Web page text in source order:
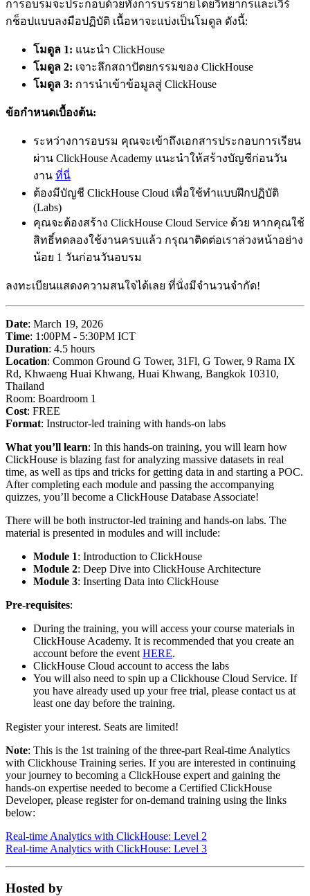
การอบรมจะประกอบด้วยทั้งการบรรยายโดยวิทยากรและเวิร์
กช็อปแบบลงมือปฏิบัติ เนื้อหาจะแบ่งเป็นโมดูล ดังนี้:
โมดูล 1: แนะนำ ClickHouse
โมดูล 2: เจาะลึกสถาปัตยกรรมของ ClickHouse
โมดูล 3: การนำเข้าข้อมูลสู่ ClickHouse
ข้อกำหนดเบื้องต้น:
ระหว่างการอบรม คุณจะเข้าถึงเอกสารประกอบการเรียน
ผ่าน ClickHouse Academy แนะนำให้สร้างบัญชีก่อนวัน
งาน ที่นี่
ต้องมีบัญชี ClickHouse Cloud เพื่อใช้ทำแบบฝึกปฏิบัติ
(Labs)
คุณจะต้องสร้าง ClickHouse Cloud Service ด้วย หากคุณใช้
สิทธิ์ทดลองใช้งานครบแล้ว กรุณาติดต่อเราล่วงหน้าอย่าง
น้อย 1 วันก่อนวันอบรม
ลงทะเบียนแสดงความสนใจได้เลย ที่นั่งมีจำนวนจำกัด!
Date: March 19, 2026
Time: 1:00PM - 5:30PM ICT
Duration: 4.5 hours
Location: Common Ground G Tower, 31Fl, G Tower, 9 Rama IX
Rd, Khwaeng Huai Khwang, Huai Khwang, Bangkok 10310,
Thailand
Room: Boardroom 1
Cost: FREE
Format: Instructor-led training with hands-on labs
What you’ll learn: In this hands-on training, you will learn how
ClickHouse is blazing fast for analyzing massive datasets in real
time, as well as tips and tricks for getting data in and starting a POC.
After completing each module and passing the accompanying
quizzes, you’ll become a ClickHouse Database Associate!
There will be both instructor-led training and hands-on labs. The
material is presented in modules and will include:
Module 1: Introduction to ClickHouse
Module 2: Deep Dive into ClickHouse Architecture
Module 3: Inserting Data into ClickHouse
Pre-requisites:
During the training, you will access your course materials in
ClickHouse Academy. It is recommended that you create an
account before the event HERE.
ClickHouse Cloud account to access the labs
You will also need to spin up a Clickhouse Cloud Service. If
you have already used up your free trial, please contact us at
least one day before the training.
Register your interest. Seats are limited!
Note: This is the 1st training of the three-part Real-time Analytics
with Clickhouse Training series. If you are interested in continuing
your journey to becoming a ClickHouse expert and gaining the
hands-on expertise needed to become a Certified ClickHouse
Developer, please register for on-demand training using the links
below:
Real-time Analytics with ClickHouse: Level 2
Real-time Analytics with ClickHouse: Level 3
Hosted by